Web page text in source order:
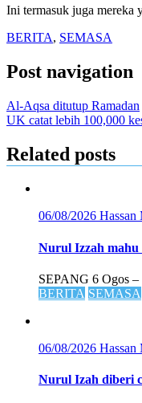
Ini termasuk juga mereka
BERITA, SEMASA
Post navigation
Al-Aqsa ditutup Ramadan
UK catat lebih 100,000
Related posts
06/08/2026
Nurul Izzah mahu
SEPANG 6 Ogos –
BERITA SEMASA
06/08/2026
Nurul Izah diberi